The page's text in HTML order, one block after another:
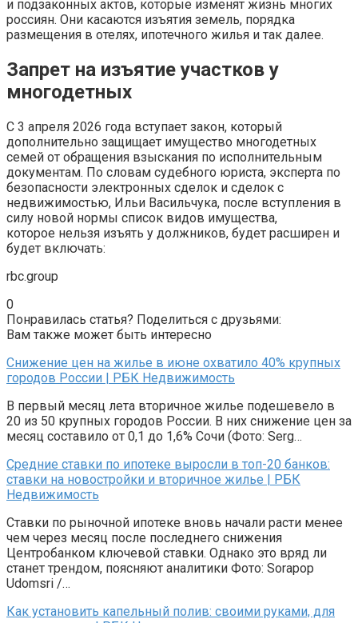
и подзаконных актов, которые изменят жизнь многих
россиян. Они касаются изъятия земель, порядка
размещения в отелях, ипотечного жилья и так далее.
Запрет на изъятие участков у
многодетных
С 3 апреля 2026 года вступает закон, который
дополнительно защищает имущество многодетных
семей от обращения взыскания по исполнительным
документам. По словам судебного юриста, эксперта по
безопасности электронных сделок и сделок с
недвижимостью, Ильи Васильчука, после вступления в
силу новой нормы список видов имущества,
которое нельзя изъять у должников, будет расширен и
будет включать:
rbc.group
0
Понравилась статья? Поделиться с друзьями:
Вам также может быть интересно
Снижение цен на жилье в июне охватило 40% крупных
городов России | РБК Недвижимость
В первый месяц лета вторичное жилье подешевело в
20 из 50 крупных городов России. В них снижение цен за
месяц составило от 0,1 до 1,6% Сочи (Фото: Serg…
Средние ставки по ипотеке выросли в топ-20 банков:
ставки на новостройки и вторичное жилье | РБК
Недвижимость
Ставки по рыночной ипотеке вновь начали расти менее
чем через месяц после последнего снижения
Центробанком ключевой ставки. Однако это вряд ли
станет трендом, поясняют аналитики Фото: Sorapop
Udomsri /…
Как установить капельный полив: своими руками, для